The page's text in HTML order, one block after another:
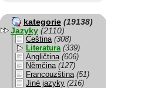
kategorie (19138)
Jazyky (2110)
Čeština (308)
Literatura (339)
Angličtina (606)
Němčina (127)
Francouzština (51)
Jiné jazyky (216)